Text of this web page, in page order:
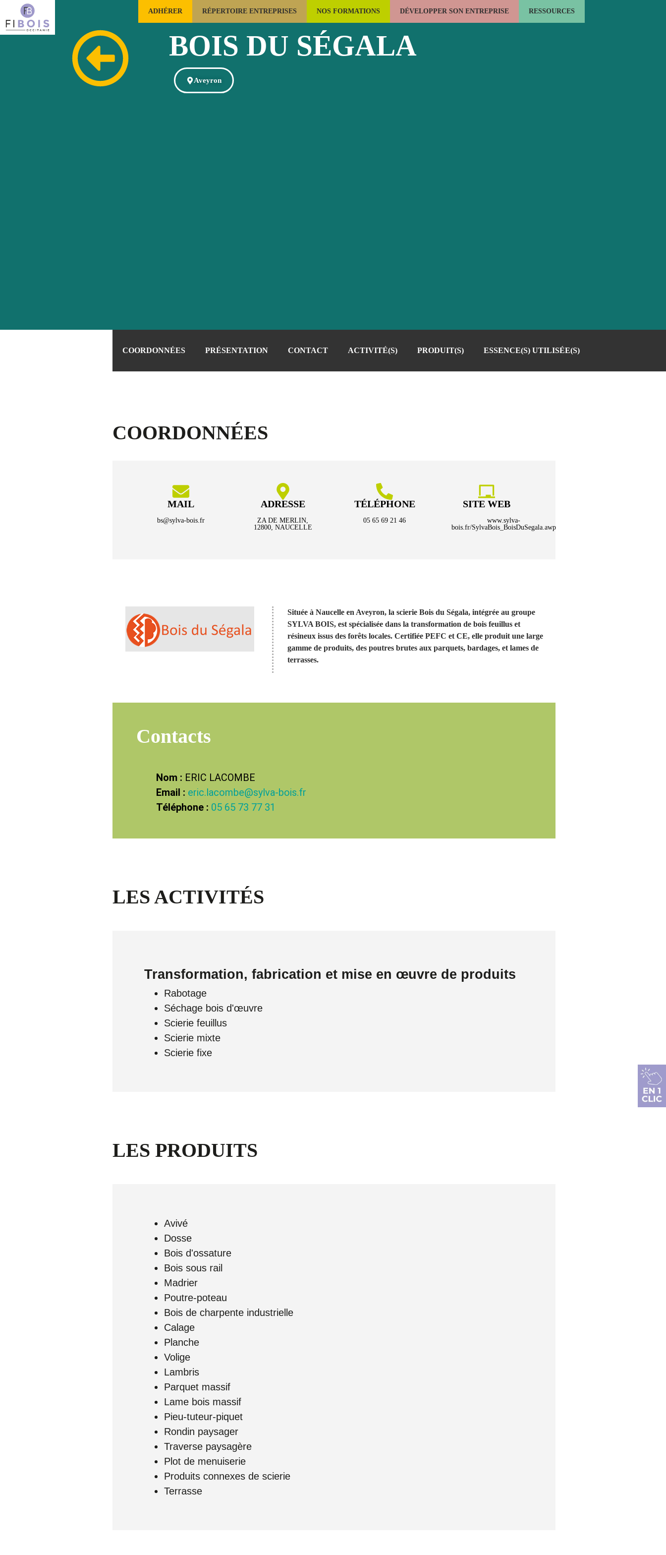
ADHÉRER RÉPERTOIRE ENTREPRISES NOS FORMATIONS DÉVELOPPER SON ENTREPRISE RESSOURCES
FILIÈRE FORÊTS BOIS OCCITANIE LA FORÊT
BOIS DU SÉGALA
Aveyron
COORDONNÉES PRÉSENTATION CONTACT ACTIVITÉ(S) PRODUIT(S) ESSENCE(S) UTILISÉE(S)
COORDONNÉES
MAIL
bs@sylva-bois.fr
ADRESSE
ZA DE MERLIN,
12800, NAUCELLE
TÉLÉPHONE
05 65 69 21 46
SITE WEB
www.sylva-
bois.fr/SylvaBois_BoisDuSegala.awp
Située à Naucelle en Aveyron, la scierie Bois du Ségala, intégrée au groupe
SYLVA BOIS, est spécialisée dans la transformation de bois feuillus et
résineux issus des forêts locales. Certifiée PEFC et CE, elle produit une large
gamme de produits, des poutres brutes aux parquets, bardages, et lames de
terrasses.
Contacts
Nom : ERIC LACOMBE
Email : eric.lacombe@sylva-bois.fr
Téléphone : 05 65 73 77 31
LES ACTIVITÉS
Transformation, fabrication et mise en œuvre de produits
Rabotage
Séchage bois d'œuvre
Scierie feuillus
Scierie mixte
Scierie fixe
LES PRODUITS
Avivé
Dosse
Bois d'ossature
Bois sous rail
Madrier
Poutre-poteau
Bois de charpente industrielle
Calage
Planche
Volige
Lambris
Parquet massif
Lame bois massif
Pieu-tuteur-piquet
Rondin paysager
Traverse paysagère
Plot de menuiserie
Produits connexes de scierie
Terrasse